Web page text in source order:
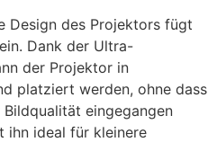
Design des Projektors fügt
Dank der Ultra-
der Projektor in
platziert werden, ohne dass
eingegangen
ihn ideal für kleinere